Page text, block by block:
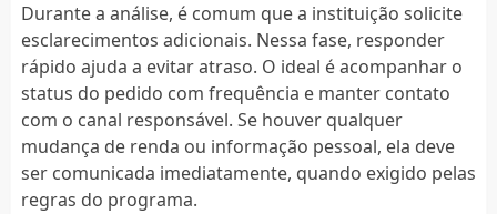
Durante a análise, é comum que a instituição solicite
esclarecimentos adicionais. Nessa fase, responder
rápido ajuda a evitar atraso. O ideal é acompanhar o
status do pedido com frequência e manter contato
com o canal responsável. Se houver qualquer
mudança de renda ou informação pessoal, ela deve
ser comunicada imediatamente, quando exigido pelas
regras do programa.